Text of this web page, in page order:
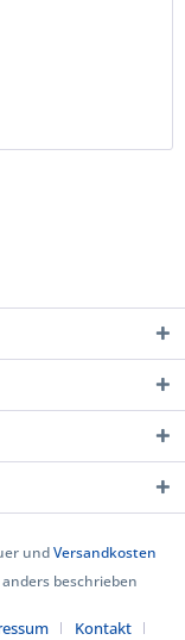
undVersandkosten
beschrieben
Kontakt